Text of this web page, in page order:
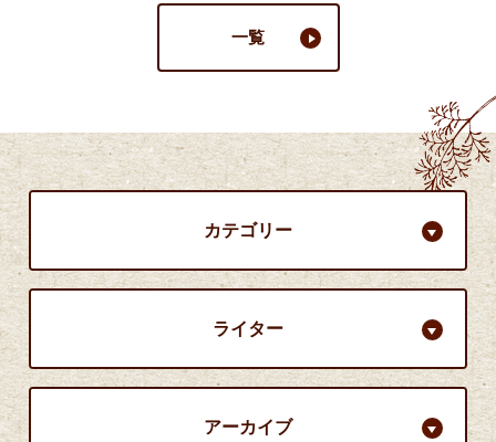
一覧
カテゴリー
ライター
アーカイブ